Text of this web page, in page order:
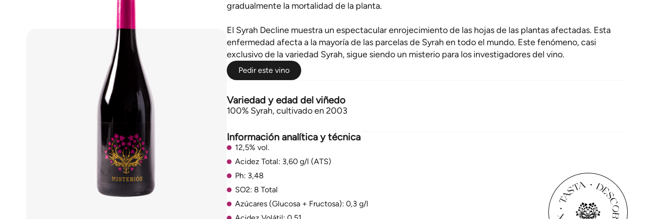
gradualmente la mortalidad de la planta.
El Syrah Decline muestra un espectacular enrojecimiento de las hojas de las plantas afectadas. Esta
enfermedad afecta a la mayoría de las parcelas de Syrah en todo el mundo. Este fenómeno, casi
exclusivo de la variedad Syrah, sigue siendo un misterio para los investigadores del vino.
Pedir este vino
Variedad y edad del viñedo
100% Syrah, cultivado en 2003
Información analítica y técnica
12,5% vol.
Acidez Total: 3,60 g/l (ATS)
Ph: 3,48
SO2: 8 Total
Azúcares (Glucosa + Fructosa): 0,3 g/l